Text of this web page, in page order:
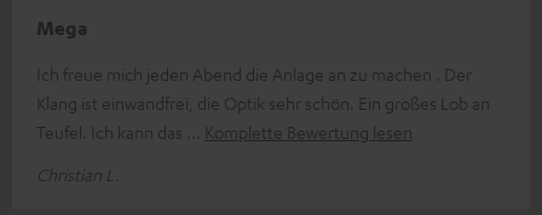
Mega
Ich freue mich jeden Abend die Anlage an zu machen . Der
Klang ist einwandfrei, die Optik sehr schön. Ein großes Lob an
Teufel. Ich kann das
Komplette Bewertung lesen
Christian L.